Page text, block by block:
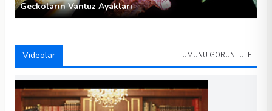
Geckoların Vantuz Ayakları
Videolar TÜMÜNÜ GÖRÜNTÜLE